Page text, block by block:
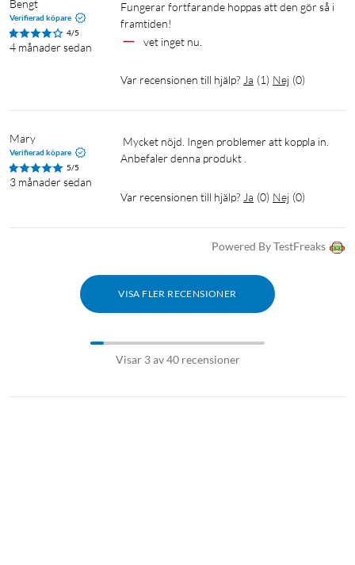
- Automatisk förhandling
- Automatisk MDI/MDIX
Strömadapter
Installationsguide
Switch för nätverk
Trådbundet nätverk Gigabit Switch för gigabit
Bengt
Verifierad köpare
4/5
4 månader sedan
Fungerar fortfarande hoppas att den gör så i
framtiden!
vet inget nu.
Var recensionen till hjälp? Ja (1) Nej (0)
Mary
Verifierad köpare
5/5
3 månader sedan
Anbefaler denna produkt .
Var recensionen till hjälp? Ja (0) Nej (0)
Powered By TestFreaks
VISA FLER RECENSIONER
Visar 3 av 40 recensioner